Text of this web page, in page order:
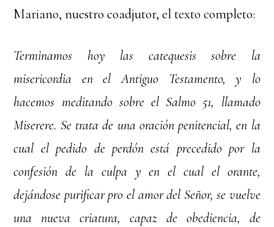
Mariano, nuestro coadjutor, el texto completo:
Terminamos hoy las catequesis sobre la
misericordia en el Antiguo Testamento, y lo
hacemos meditando sobre el Salmo 51, llamado
Miserere. Se trata de una oración penitencial, en la
cual el pedido de perdón está precedido por la
confesión de la culpa y en el cual el orante,
dejándose purificar pro el amor del Señor, se vuelve
una nueva criatura, capaz de obediencia, de